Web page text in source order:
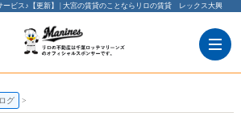
ービス♪【更新】 | 大宮の賃貸のことならリロの賃貸 レックス大興
グ